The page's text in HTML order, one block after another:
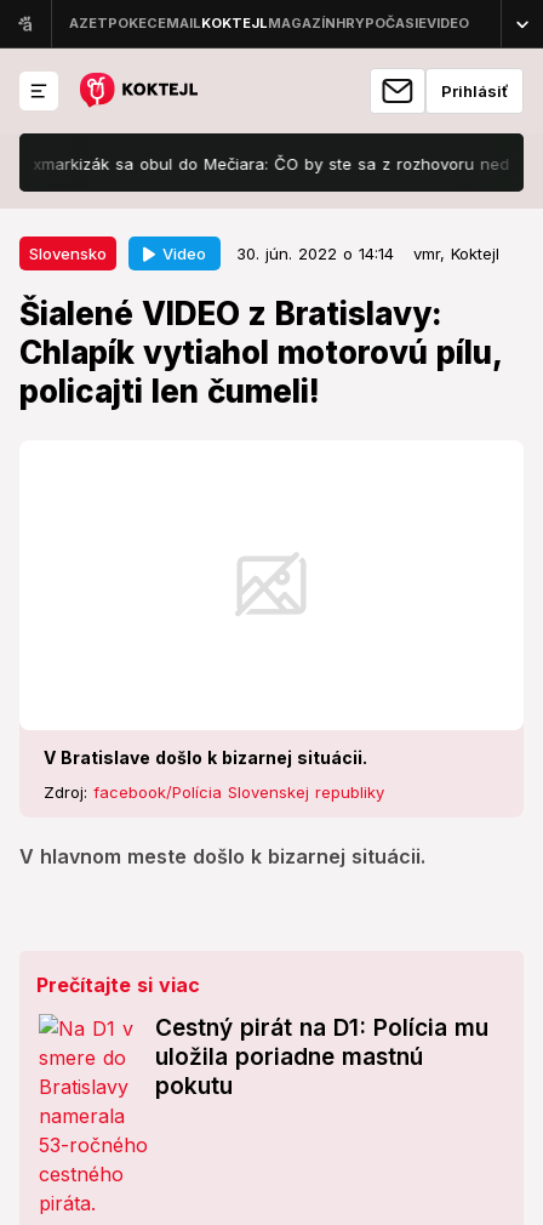
Prihlásiť
sa obul do Mečiara: ČO by ste sa z rozhovoru nedozvedeli!
Slovensko Video 30. jún. 2022 o 14:14 vmr, Koktejl
Šialené VIDEO z Bratislavy:
Chlapík vytiahol motorovú pílu,
policajti len čumeli!
V Bratislave došlo k bizarnej situácii.
Zdroj: facebook/Polícia Slovenskej republiky
V hlavnom meste došlo k bizarnej situácii.
Slovensko 30. jún. 2022 o 14:14
Šialené VIDEO z Bratislavy:
Chlapík vytiahol motorovú pílu,
policajti len čumeli!
Prečítajte si viac
Cestný pirát na D1: Polícia mu
uložila poriadne mastnú
pokutu